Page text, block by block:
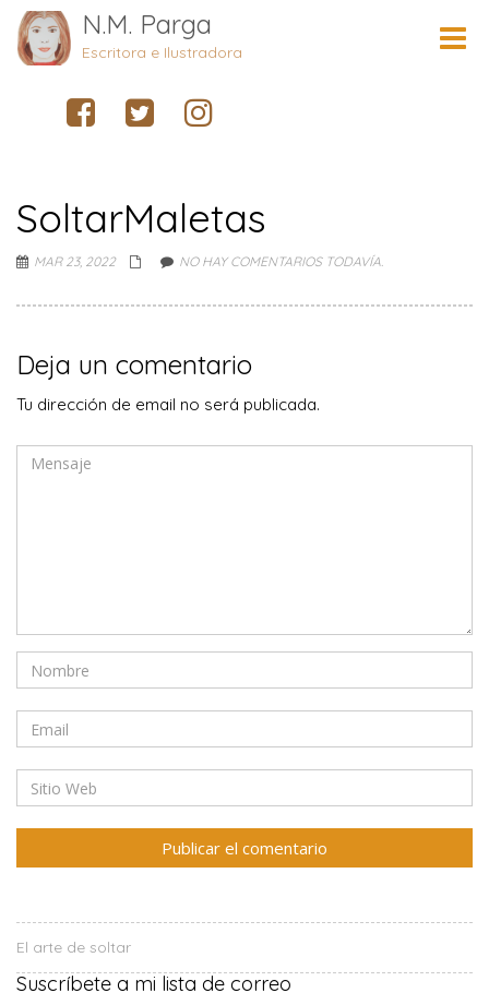
N.M. Parga
Escritora e Ilustradora
SoltarMaletas
MAR 23, 2022 NO HAY COMENTARIOS TODAVÍA.
Deja un comentario
Tu dirección de email no será publicada.
El arte de soltar
Suscríbete a mi lista de correo